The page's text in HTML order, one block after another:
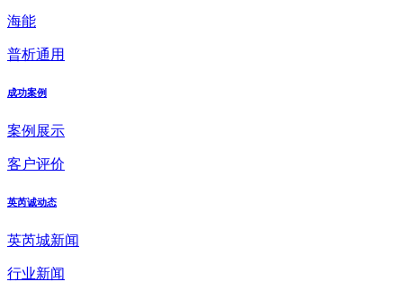
海能
普析通用
成功案例
案例展示
客户评价
英芮诚动态
英芮城新闻
行业新闻